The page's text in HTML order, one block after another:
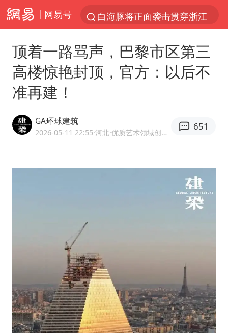
网易号
白海豚将正面袭击贯穿浙江
四川宜宾市珙县发生3.4级地震
黄金创今年来最大单周涨幅
媒体：“内容由AI生成”不是免责盾牌
周末打虎 宋致远被查
台风白海豚实时路径
郑丽文：台湾从来没有“独立”过
多个明星演唱会取消
万岁山接盘烂尾恒大文旅城
上海轮渡全线停航
习近平心系体育强国建设
顶着一路骂声，巴黎市区第三
高楼惊艳封顶，官方：以后不
准再建！
GA环球建筑
2026-05-11 22:55·河北 ·优质艺术领域创作者
651